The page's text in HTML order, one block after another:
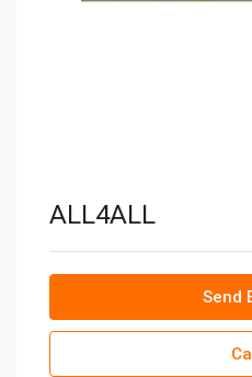
ALL4ALL
Send